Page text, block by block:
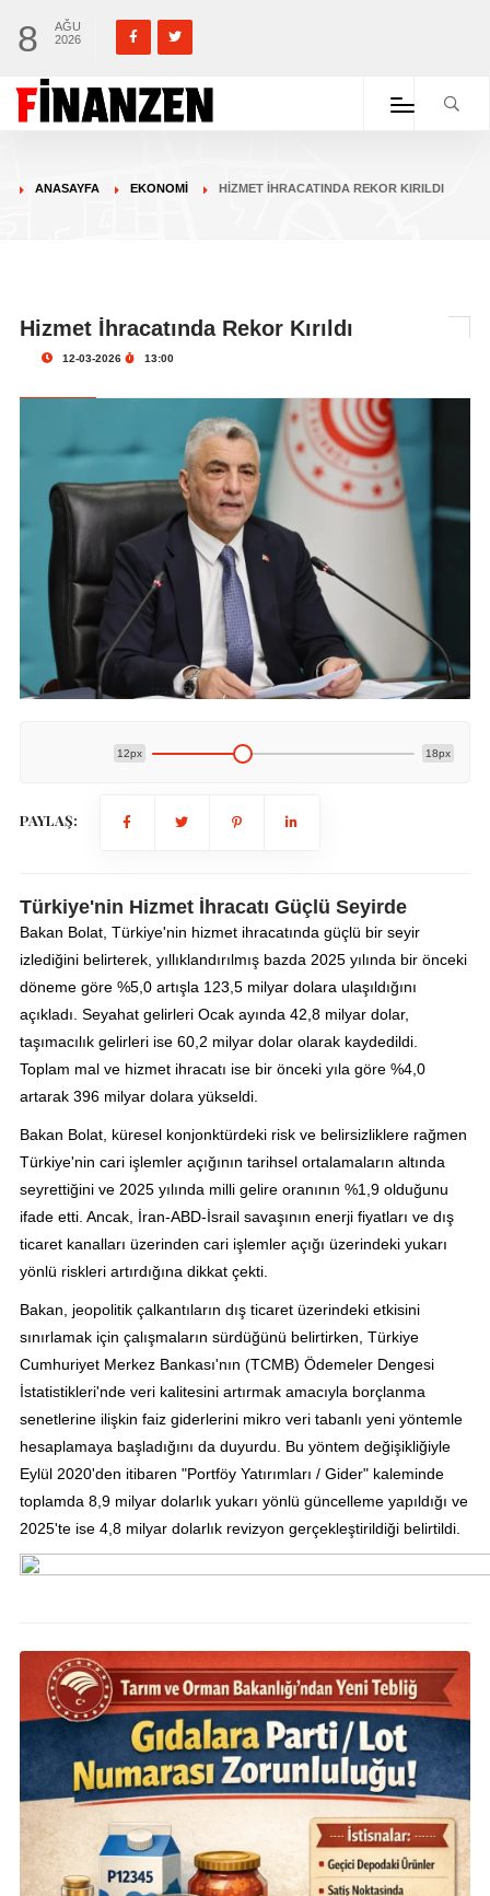
8
AĞU
2026
ANASAYFA EKONOMI HIZMET İHRACATINDA REKOR KIRILDI
Hizmet İhracatında Rekor Kırıldı
12-03-2026 13:00
12px 18px
PAYLAŞ:
Türkiye'nin Hizmet İhracatı Güçlü Seyirde
Bakan Bolat, Türkiye'nin hizmet ihracatında güçlü bir seyir
izlediğini belirterek, yıllıklandırılmış bazda 2025 yılında bir önceki
döneme göre %5,0 artışla 123,5 milyar dolara ulaşıldığını
açıkladı. Seyahat gelirleri Ocak ayında 42,8 milyar dolar,
taşımacılık gelirleri ise 60,2 milyar dolar olarak kaydedildi.
Toplam mal ve hizmet ihracatı ise bir önceki yıla göre %4,0
artarak 396 milyar dolara yükseldi.
Bakan Bolat, küresel konjonktürdeki risk ve belirsizliklere rağmen
Türkiye'nin cari işlemler açığının tarihsel ortalamaların altında
seyrettiğini ve 2025 yılında milli gelire oranının %1,9 olduğunu
ifade etti. Ancak, İran-ABD-İsrail savaşının enerji fiyatları ve dış
ticaret kanalları üzerinden cari işlemler açığı üzerindeki yukarı
yönlü riskleri artırdığına dikkat çekti.
Bakan, jeopolitik çalkantıların dış ticaret üzerindeki etkisini
sınırlamak için çalışmaların sürdüğünü belirtirken, Türkiye
Cumhuriyet Merkez Bankası'nın (TCMB) Ödemeler Dengesi
İstatistikleri'nde veri kalitesini artırmak amacıyla borçlanma
senetlerine ilişkin faiz giderlerini mikro veri tabanlı yeni yöntemle
hesaplamaya başladığını da duyurdu. Bu yöntem değişikliğiyle
Eylül 2020'den itibaren "Portföy Yatırımları / Gider" kaleminde
toplamda 8,9 milyar dolarlık yukarı yönlü güncelleme yapıldığı ve
2025'te ise 4,8 milyar dolarlık revizyon gerçekleştirildiği belirtildi.